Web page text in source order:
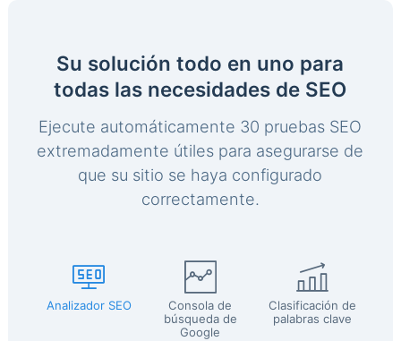
Su solución todo en uno para
todas las necesidades de SEO
Ejecute automáticamente 30 pruebas SEO
extremadamente útiles para asegurarse de
que su sitio se haya configurado
correctamente.
Analizador SEO
Consola de
búsqueda de
Google
Clasificación de
palabras clave